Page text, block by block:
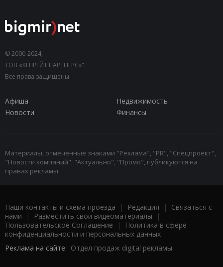
© 2000-2024,
ТОВ «КЕПРЕЙТ ПАРТНЕРС»".
Все права защищены.
Афиша
Недвижимость
Новости
Финансы
Материалы, отмеченные знаками "Реклама", "PR", "Спецпроект",
"Новости компаний", "Актуально", "Промо", публикуются на
правах рекламы.
Наши контакты и схема проезда | Редакция | Связаться с
нами | Разместить свои видеоматериалы |
Пользовательское Соглашение |
Политика в сфере
конфиденциальности и персональных данных
Реклама на сайте: Отдел продаж digital рекламы